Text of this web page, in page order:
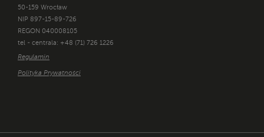
50-159 Wrocław
NIP 897-15-89-726
REGON 040008105
tel - centrala: +48 (71) 726 1226
Regulamin
Polityka Prywatności